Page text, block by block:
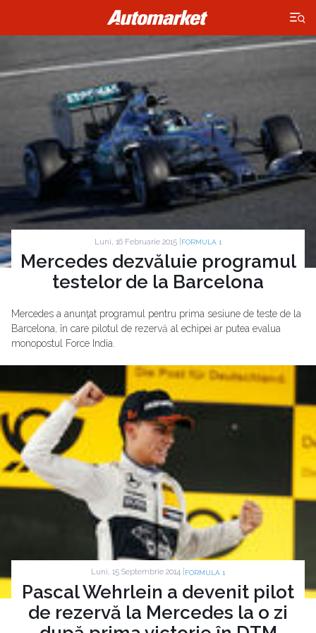
×
Luni, 16 Februarie 2015 | FORMULA 1
Mercedes dezvăluie programul
testelor de la Barcelona
Mercedes a anunţat programul pentru prima sesiune de teste de la
Barcelona, în care pilotul de rezervă al echipei ar putea evalua
monopostul Force India.
Luni, 15 Septembrie 2014 | FORMULA 1
Pascal Wehrlein a devenit pilot
de rezervă la Mercedes la o zi